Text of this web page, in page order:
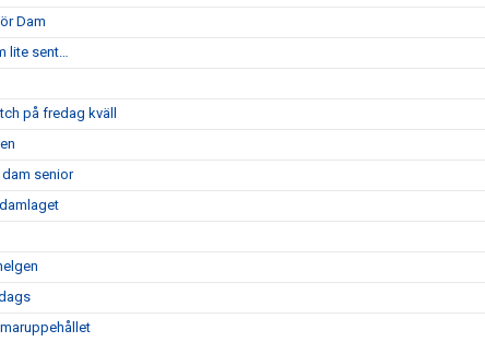
Dam
lite sent…
på fredag kväll
senior